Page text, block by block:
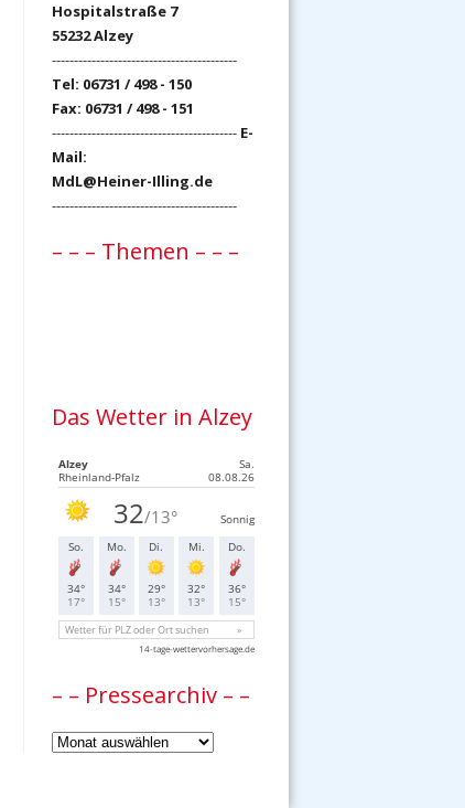
Hospitalstraße 7
55232 Alzey
------------------------------------------
Tel: 06731 / 498 - 150
Fax: 06731 / 498 - 151
------------------------------------------ E-
Mail:
MdL@Heiner-Illing.de
------------------------------------------
– – – Themen – – –
Das Wetter in Alzey
– – Pressearchiv – –